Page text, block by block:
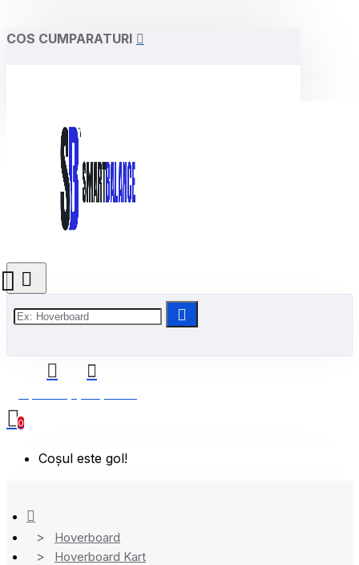
COS CUMPARATURI
0
Coșul este gol!
Hoverboard
Hoverboard Kart